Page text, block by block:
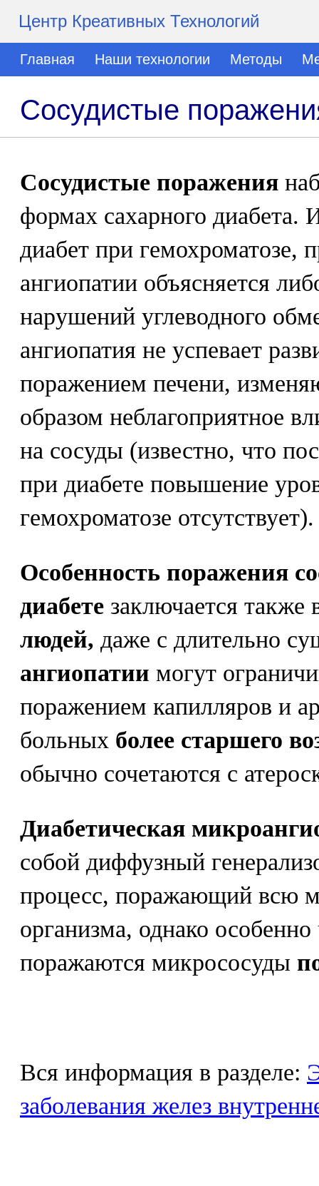
Центр Креативных Технологий
Главная Наши технологии Методы
Сосудистые
Сосудистые поражения
формах сахарного диабета.
диабет при гемохроматозе,
ангиопатии объясняется
нарушений углеводного
ангиопатия не успевает
поражением печени,
образом неблагоприятное
на сосуды (известно, что
при диабете повышение
гемохроматозе отсутствует).
Особенность поражения
диабете заключается также
людей, даже с длительно
ангиопатии могут
поражением капилляров и
больных более старшего
обычно сочетаются с
Диабетическая
собой диффузный
процесс, поражающий всю
организма, однако особенно
поражаются микрососуды
Вся информация в разделе:
заболевания желез